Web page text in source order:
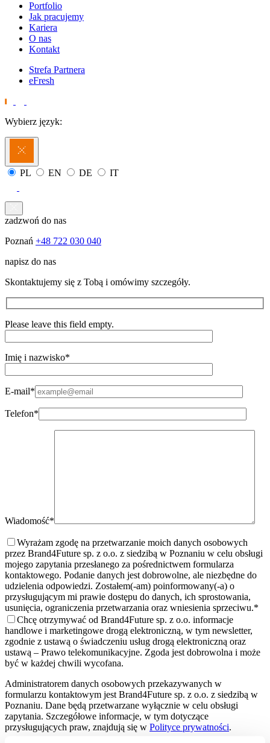
Portfolio
Jak pracujemy
Kariera
O nas
Kontakt
Strefa Partnera
eFresh
Wybierz język:
PL EN DE IT
zadzwoń do nas
Poznań +48 722 030 040
napisz do nas
Skontaktujemy się z Tobą i omówimy szczegóły.
Please leave this field empty.
Imię i nazwisko*
E-mail*
Telefon*
Wiadomość*
Wyrażam zgodę na przetwarzanie moich danych osobowych
przez Brand4Future sp. z o.o. z siedzibą w Poznaniu w celu obsługi
mojego zapytania przesłanego za pośrednictwem formularza
kontaktowego. Podanie danych jest dobrowolne, ale niezbędne do
udzielenia odpowiedzi. Zostałem(-am) poinformowany(-a) o
przysługującym mi prawie dostępu do danych, ich sprostowania,
usunięcia, ograniczenia przetwarzania oraz wniesienia sprzeciwu.*
Chcę otrzymywać od Brand4Future sp. z o.o. informacje
handlowe i marketingowe drogą elektroniczną, w tym newsletter,
zgodnie z ustawą o świadczeniu usług drogą elektroniczną oraz
ustawą – Prawo telekomunikacyjne. Zgoda jest dobrowolna i może
być w każdej chwili wycofana.
Administratorem danych osobowych przekazywanych w
formularzu kontaktowym jest Brand4Future sp. z o.o. z siedzibą w
Poznaniu. Dane będą przetwarzane wyłącznie w celu obsługi
zapytania. Szczegółowe informacje, w tym dotyczące
przysługujących praw, znajdują się w Polityce prywatności.